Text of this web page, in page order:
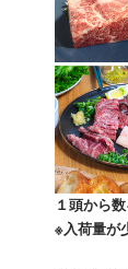
１頭から
※入荷量が